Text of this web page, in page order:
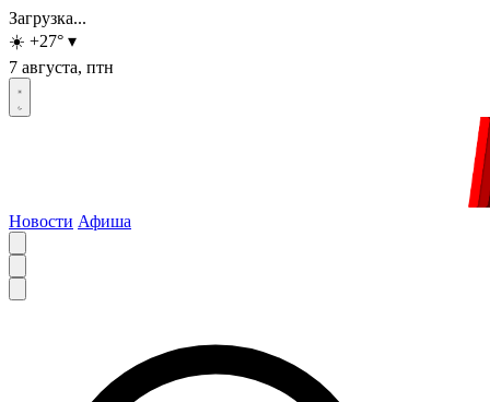
Загрузка...
☀️ +27° ▾
7 августа, птн
Новости Афиша